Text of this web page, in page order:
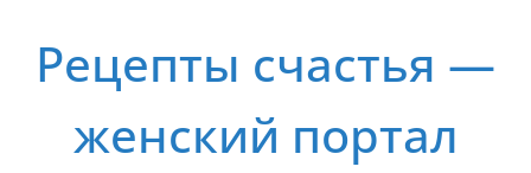
содержимому
Рецепты счастья —
женский портал